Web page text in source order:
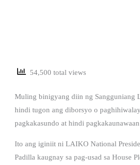
54,500 total views
Muling binigyang diin ng Sangguniang
hindi tugon ang diborsyo o
pagkakasundo at hindi
Ito ang iginiit ni LAIKO National
Padilla kaugnay sa pag-usad sa House